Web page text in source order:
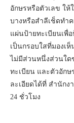
อักษรหรือตัวเลข ใ
บางหรือสำลีเช็ดทำ
แผ่นป้ายทะเบียนเพื่
เป็นกรอบใสที่มองเ
ไม่มีส่วนหนึ่งส่วนใด
ทะเบียน และตัวอักษ
ละเอียดได้ที่ สำนัก
24 ชั่วโมง